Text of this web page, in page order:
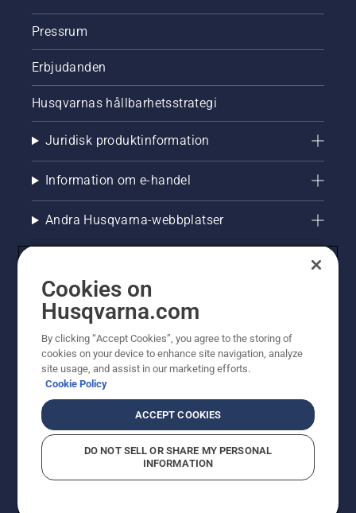
Pressrum
Erbjudanden
Husqvarnas hållbarhetsstrategi
Juridisk produktinformation
Information om e-handel
Andra Husqvarna-webbplatser
© Husqvarna AB (publ). All rights reserved. Priserna
som visas är rekommenderade cirkapriser. Alla angivna
priser är rekommenderade försäljningspriser (inkl.
moms) om inte produkten är tillgänglig för direkt köp.
CookiepolicyAnvändningsvillkor Sekretessmeddelande
Företagsinformation
Cookies on
Husqvarna.com
By clicking “Accept Cookies”, you agree to the storing of
cookies on your device to enhance site navigation, analyze
site usage, and assist in our marketing efforts.
Cookie Policy
ACCEPT COOKIES
DO NOT SELL OR SHARE MY PERSONAL
INFORMATION